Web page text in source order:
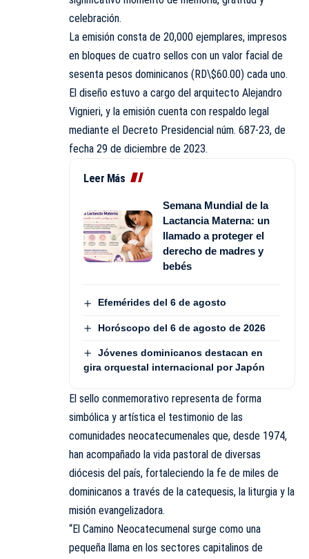
celebración.
La emisión consta de 20,000 ejemplares, impresos
en bloques de cuatro sellos con un valor facial de
sesenta pesos dominicanos (RD\$60.00) cada uno.
El diseño estuvo a cargo del arquitecto Alejandro
Vignieri, y la emisión cuenta con respaldo legal
mediante el Decreto Presidencial núm. 687-23, de
fecha 29 de diciembre de 2023.
Leer Más
Semana Mundial de la
Lactancia Materna: un
llamado a proteger el
derecho de madres y
bebés
Efemérides del 6 de agosto
Horóscopo del 6 de agosto de 2026
Jóvenes dominicanos destacan en
gira orquestal internacional por Japón
El sello conmemorativo representa de forma
simbólica y artística el testimonio de las
comunidades neocatecumenales que, desde 1974,
han acompañado la vida pastoral de diversas
diócesis del país, fortaleciendo la fe de miles de
dominicanos a través de la catequesis, la liturgia y la
misión evangelizadora.
“El Camino Neocatecumenal surge como una
pequeña llama en los sectores capitalinos de